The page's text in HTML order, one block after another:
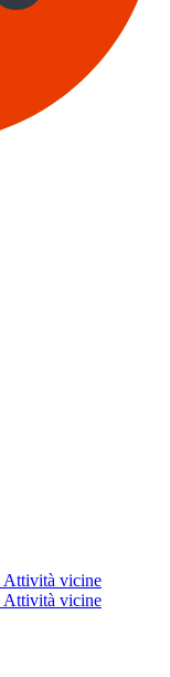
Attività vicine
Attività vicine